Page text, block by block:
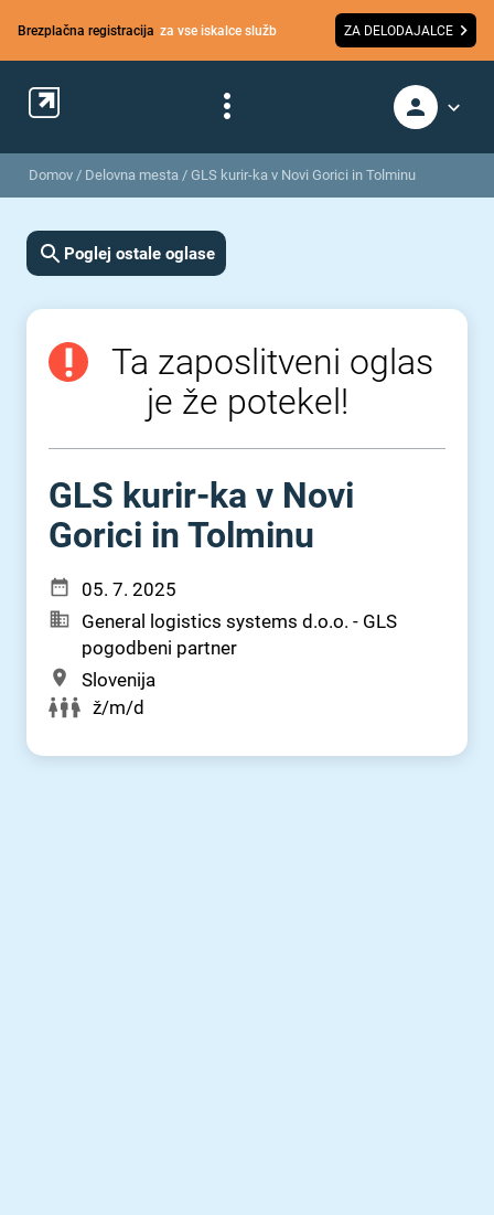
Brezplačna registracija za vse iskalce služb ZA DELODAJALCE
Domov / Delovna mesta / GLS kurir-ka v Novi Gorici in Tolminu
Poglej ostale oglase
Ta zaposlitveni oglas
je že potekel!
GLS kurir-ka v Novi
Gorici in Tolminu
05. 7. 2025
General logistics systems d.o.o. - GLS
pogodbeni partner
Slovenija
ž/m/d